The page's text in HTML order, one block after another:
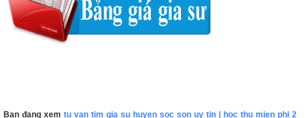
Bạn đang xem tu van tim gia su huyen soc son uy tin | hoc thu mien phi 2